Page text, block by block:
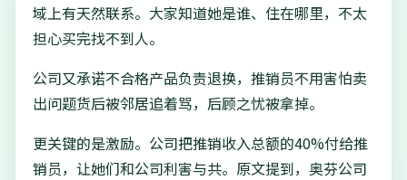
域上有天然联系。大家知道她是谁、住在哪里，不太
担心买完找不到人。
公司又承诺不合格产品负责退换，推销员不用害怕卖
出问题货后被邻居追着骂，后顾之忧被拿掉。
更关键的是激励。公司把推销收入总额的40%付给推
销员，让她们和公司利害与共。原文提到，奥芬公司